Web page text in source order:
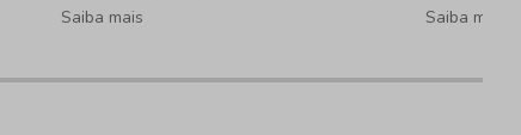
Saiba mais Saiba mais